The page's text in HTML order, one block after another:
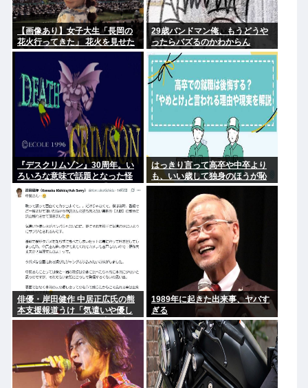
【画像あり】女子大生「長岡の
花火行ってきた」 花火を見せた
いのか自分を見せたいのかどっ
29歳バンドマン俺、もうどうや
ったらバズるのかわからん
『デスクリムゾン』30周年。い
ろいろな意味で話題となった怪
作ガンシューティング『デスク
リムゾン』の思い出
はっきり言って高卒や中卒より
も、いい歳して独身のほうが恥
ずかしいよな
俳優・岸田健作 中居正広氏の熊
本支援報道うけ「気遣いや優し
さがハンパじゃない」 中居氏と
の思い出を回顧
1989年に起きた出来事、ヤバす
ぎる